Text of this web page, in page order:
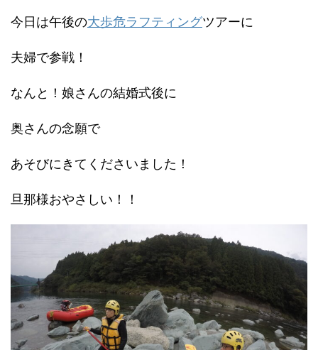
今日は午後の大歩危ラフティングツアーに
夫婦で参戦！
なんと！娘さんの結婚式後に
奥さんの念願で
あそびにきてくださいました！
旦那様おやさしい！！